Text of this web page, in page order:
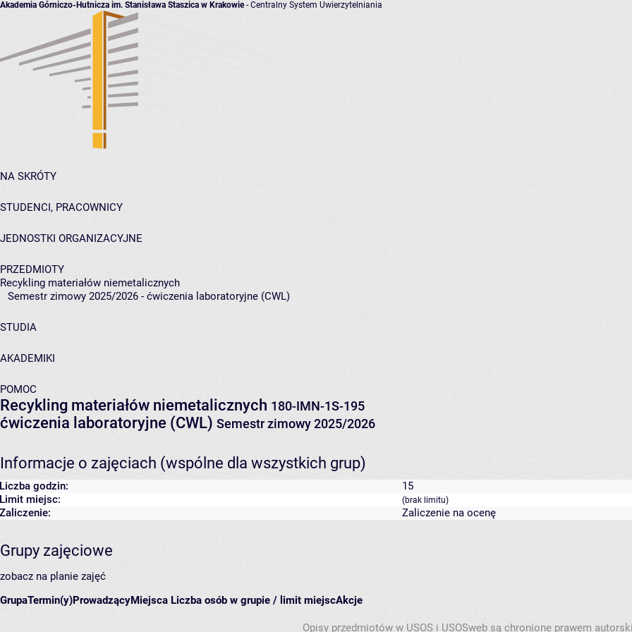
Akademia Górniczo-Hutnicza im. Stanisława Staszica w Krakowie- Centralny System Uwierzytelniania
NA SKRÓTY
STUDENCI, PRACOWNICY
JEDNOSTKI ORGANIZACYJNE
PRZEDMIOTY
Recykling materiałów niemetalicznych
Semestr zimowy 2025/2026 - ćwiczenia laboratoryjne (CWL)
STUDIA
AKADEMIKI
POMOC
Recykling materiałów niemetalicznych 180-IMN-1S-195
ćwiczenia laboratoryjne (CWL) Semestr zimowy 2025/2026
Informacje o zajęciach (wspólne dla wszystkich grup)
Liczba godzin:
15
Limit miejsc:
(brak limitu)
Zaliczenie: Zaliczenie na ocenę
Grupy zajęciowe
zobacz na planie zajęć
GrupaTermin(y)ProwadzącyMiejsca Liczba osób w grupie / limit miejscAkcje
Opisy przedmiotów w USOS i USOSweb są chronione prawem